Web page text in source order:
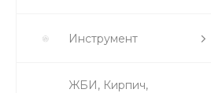
Инструмент
ЖБИ, Кирпич,